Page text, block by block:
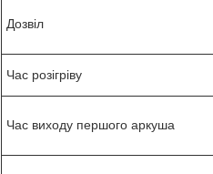
Дозвіл
Час розігріву
Час виходу першого аркуша